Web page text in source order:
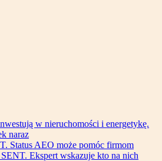
w nieruchomości i energetykę.
naraz
Status AEO może pomóc firmom
Ekspert wskazuje kto na nich